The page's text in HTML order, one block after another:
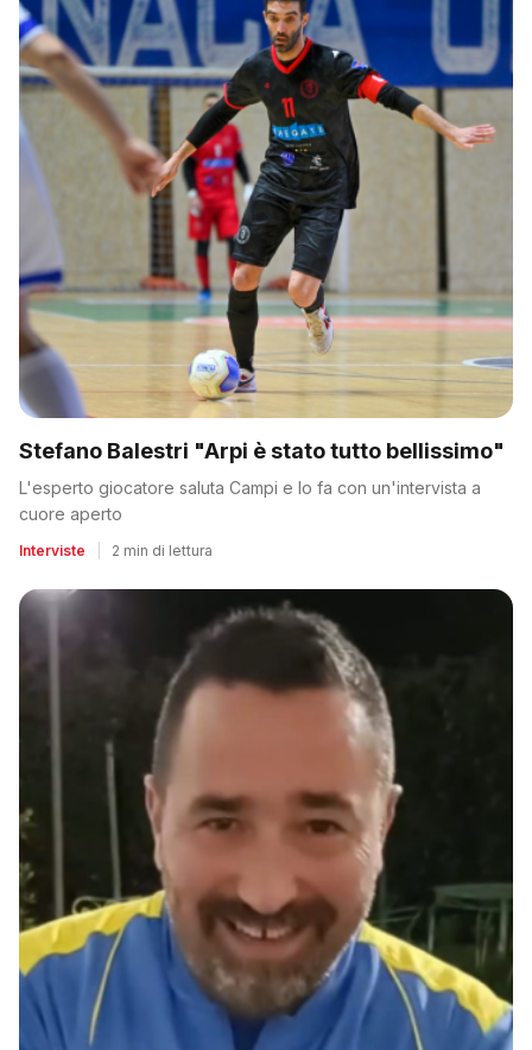
Stefano Balestri "Arpi è stato tutto bellissimo"
L'esperto giocatore saluta Campi e lo fa con un'intervista a
cuore aperto
Interviste 2 min di lettura